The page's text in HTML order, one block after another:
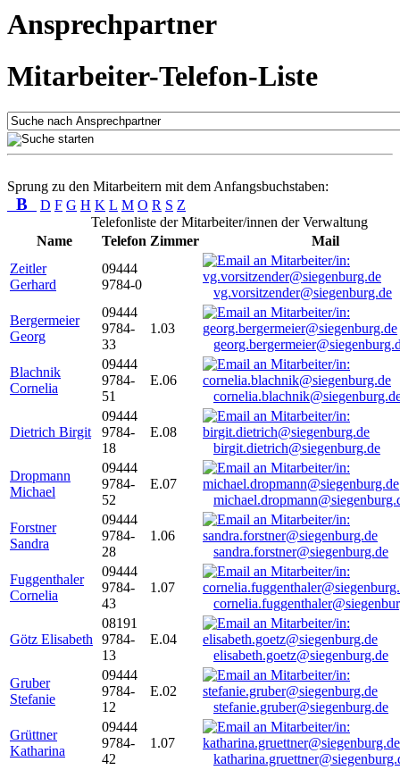
Ansprechpartner
Mitarbeiter-Telefon-Liste
Sprung zu den Mitarbeitern mit dem Anfangsbuchstaben:
B D F G H K L M O R S Z
Telefonliste der Mitarbeiter/innen der Verwaltung
Name
Telefon Zimmer
Mail
Zeitler
Gerhard
09444
9784-0
vg.vorsitzender@siegenburg.de
Bergermeier
Georg
09444
9784-
33
1.03
Blachnik
Cornelia
09444
9784-
51
E.06
Dietrich Birgit
09444
9784-
18
E.08
birgit.dietrich@siegenburg.de
Dropmann
Michael
09444
9784-
52
E.07
Forstner
Sandra
09444
9784-
28
1.06
sandra.forstner@siegenburg.de
Fuggenthaler
Cornelia
09444
9784-
43
1.07
Götz Elisabeth
08191
9784-
13
E.04
elisabeth.goetz@siegenburg.de
Gruber
Stefanie
09444
9784-
12
E.02
stefanie.gruber@siegenburg.de
Grüttner
Katharina
09444
9784-
42
1.07